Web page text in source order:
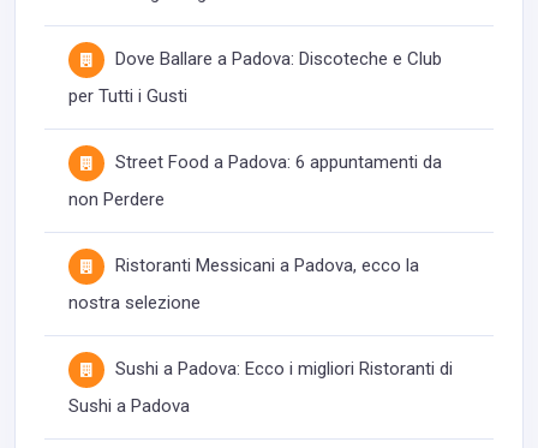
Dove Ballare a Padova: Discoteche e Club
per Tutti i Gusti
Street Food a Padova: 6 appuntamenti da
non Perdere
Ristoranti Messicani a Padova, ecco la
nostra selezione
Sushi a Padova: Ecco i migliori Ristoranti di
Sushi a Padova